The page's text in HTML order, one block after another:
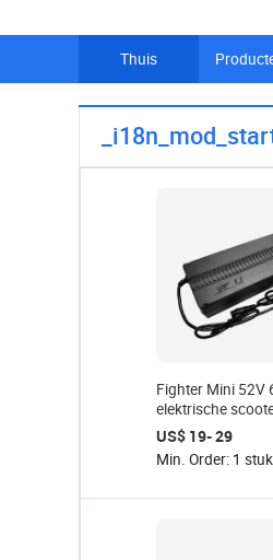
Thuis
Fighter Mini 52V
elektrische
motorfiets
fietsbatterijlader
oplader zwarte
US$ 19- 29
Min. Order: 1 stuk